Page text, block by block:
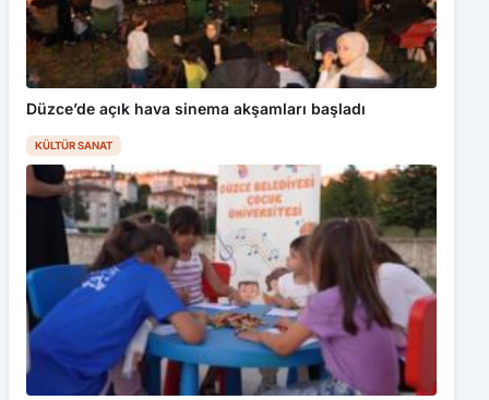
Düzce’de açık hava sinema akşamları başladı
KÜLTÜR SANAT